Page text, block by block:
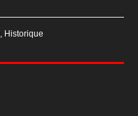
, Historique